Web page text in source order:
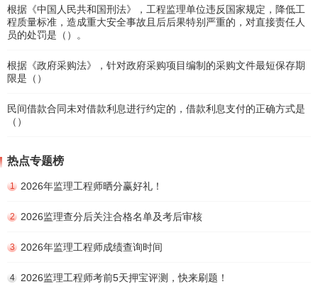
根据《中国人民共和国刑法》，工程监理单位违反国家规定，降低工
程质量标准，造成重大安全事故且后后果特别严重的，对直接责任人
员的处罚是（）。
根据《政府采购法》，针对政府采购项目编制的采购文件最短保存期
限是（）
民间借款合同未对借款利息进行约定的，借款利息支付的正确方式是
（）
热点专题榜
1 2026年监理工程师晒分赢好礼！
2 2026监理查分后关注合格名单及考后审核
3 2026年监理工程师成绩查询时间
4 2026监理工程师考前5天押宝评测，快来刷题！